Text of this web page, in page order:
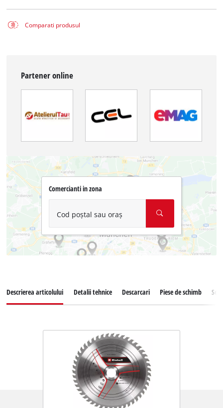
Comparati produsul
Partener online
Comercianti in zona
Cod poștal sau oraș
Descrierea articolului Detalii tehnice Descarcari Piese de schimb